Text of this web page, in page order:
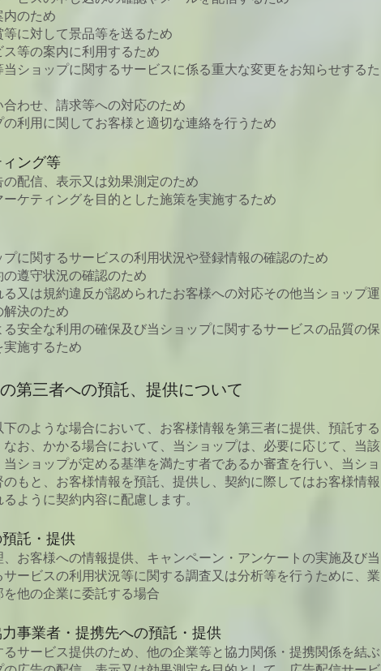
内のため
に対して景品等を送るため
等の案内に利用するため
ショップに関するサービスに係る重大な変更をお知らせするた
わせ、請求等への対応のため
の利用に関してお客様と適切な連絡を行うため
ング等
配信、表示又は効果測定のため
ーケティングを目的とした施策を実施するため
プに関するサービスの利用状況や登録情報の確認のため
遵守状況の確認のため
る又は規約違反が認められたお客様への対応その他当ショップ運
解決のため
る安全な利用の確保及び当ショップに関するサービスの品質の保
施するため
第三者への預託、提供について
のような場合において、お客様情報を第三者に提供、預託する
なお、かかる場合において、当ショップは、必要に応じて、当該
ショップが定める基準を満たす者であるか審査を行い、当ショ
のもと、お客様情報を預託、提供し、契約に際してはお客様情報
ように契約内容に配慮します。
託・提供
お客様への情報提供、キャンペーン・アンケートの実施及び当
サービスの利用状況等に関する調査又は分析等を行うために、業
他の企業に委託する場合
事業者・提携先への預託・提供
るサービス提供のため、他の企業等と協力関係・提携関係を結ぶ